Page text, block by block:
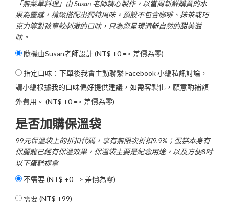
「無菜單料理」由 Susan 老師精心製作，以當周新鮮購買的水
果為靈感，精緻搭配出獨特風味。預設不包含咖啡、抹茶或巧
克力等對孩童較刺激的口味，只為您呈現清新自然的甜美滋
味。
隨機由Susan老師設計 (NT$ +0 => 差價為零)
指定口味：下單後我會主動聯繫 Facebook 小編私訊討論，
請小編根據我的口味偏好提供建議，如需客製化，願意酌補額
外費用。 (NT$ +0 => 差價為零)
是否加購保溫袋
99元保溫袋上的折扣代碼，享有無限次折扣9.9%；蛋糕本身有
保麗龍已經有保溫效果，保溫袋主要是紀念用途，以及方便8吋
以下蛋糕提拿
不需要 (NT$ +0 => 差價為零)
需要 (NT$ +99)